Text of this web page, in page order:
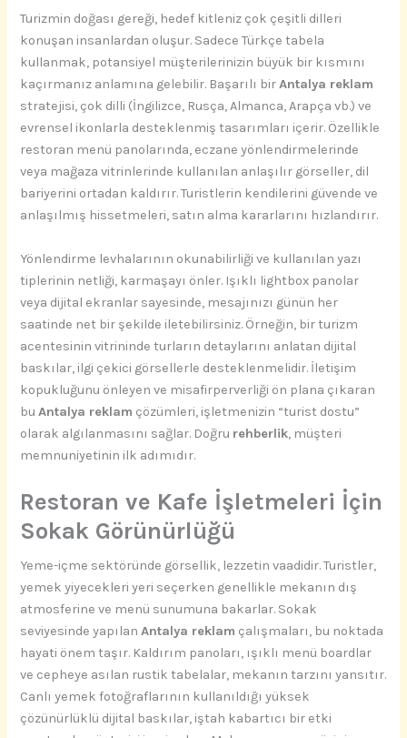
Turizmin doğası gereği, hedef kitleniz çok çeşitli dilleri
konuşan insanlardan oluşur. Sadece Türkçe tabela
kullanmak, potansiyel müşterilerinizin büyük bir kısmını
kaçırmanız anlamına gelebilir. Başarılı birAntalya reklam
stratejisi, çok dilli (İngilizce, Rusça, Almanca, Arapça vb.) ve
evrensel ikonlarla desteklenmiş tasarımları içerir. Özellikle
restoran menü panolarında, eczane yönlendirmelerinde
veya mağaza vitrinlerinde kullanılan anlaşılır görseller, dil
bariyerini ortadan kaldırır. Turistlerin kendilerini güvende ve
anlaşılmış hissetmeleri, satın alma kararlarını hızlandırır.
Yönlendirme levhalarının okunabilirliği ve kullanılan yazı
tiplerinin netliği, karmaşayı önler. Işıklı lightbox panolar
veya dijital ekranlar sayesinde, mesajınızı günün her
saatinde net bir şekilde iletebilirsiniz. Örneğin, bir turizm
acentesinin vitrininde turların detaylarını anlatan dijital
baskılar, ilgi çekici görsellerle desteklenmelidir. İletişim
kopukluğunu önleyen ve misafirperverliği ön plana çıkaran
buAntalya reklam çözümleri, işletmenizin “turist dostu”
olarak algılanmasını sağlar. Doğru rehberlik, müşteri
memnuniyetinin ilk adımıdır.
Restoran ve Kafe İşletmeleri İçin
Sokak Görünürlüğü
Yeme-içme sektöründe görsellik, lezzetin vaadidir. Turistler,
yemek yiyecekleri yeri seçerken genellikle mekanın dış
atmosferine ve menü sunumuna bakarlar. Sokak
seviyesinde yapılanAntalya reklam çalışmaları, bu noktada
hayati önem taşır. Kaldırım panoları, ışıklı menü boardlar
ve cepheye asılan rustik tabelalar, mekanın tarzını yansıtır.
Canlı yemek fotoğraflarının kullanıldığı yüksek
çözünürlüklü dijital baskılar, iştah kabartıcı bir etki